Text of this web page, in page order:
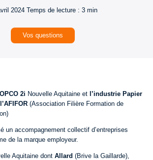
2024 Temps de lecture : 3 min
Vos questions
OPCO 2i Nouvelle Aquitaine et l’industrie Papier
l’AFIFOR(Association Filière Formation de
un accompagnement collectif d’entreprises
de la marque employeur.
Aquitaine dontAllard (Brive la Gaillarde),